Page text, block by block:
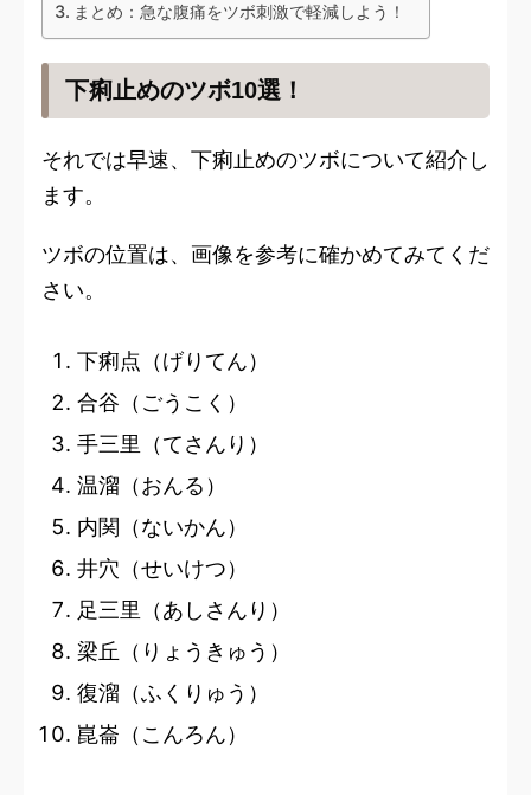
まとめ：急な腹痛をツボ刺激で軽減しよう！
下痢止めのツボ10選！
それでは早速、下痢止めのツボについて紹介し
ます。
ツボの位置は、画像を参考に確かめてみてくだ
さい。
下痢点（げりてん）
合谷（ごうこく）
手三里（てさんり）
温溜（おんる）
内関（ないかん）
井穴（せいけつ）
足三里（あしさんり）
梁丘（りょうきゅう）
復溜（ふくりゅう）
崑崙（こんろん）